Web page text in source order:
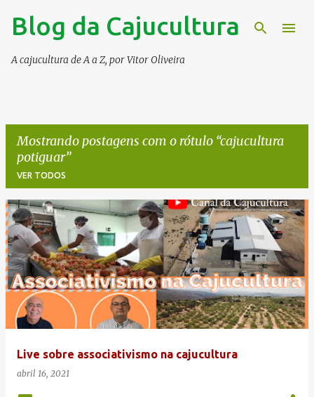
Pular para o conteúdo principal
Blog da Cajucultura
A cajucultura de A a Z, por Vitor Oliveira
Mostrando postagens com o rótulo cajucultura
potiguar
VER TODOS
P
o
s
t
Live sobre associativismo na cajucultura
abril 16, 2021